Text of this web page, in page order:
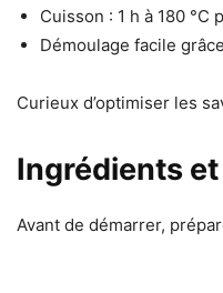
Cuisson : 1 h à 180
Démoulage facile
Curieux d’optimiser les
Ingrédients
Avant de démarrer,